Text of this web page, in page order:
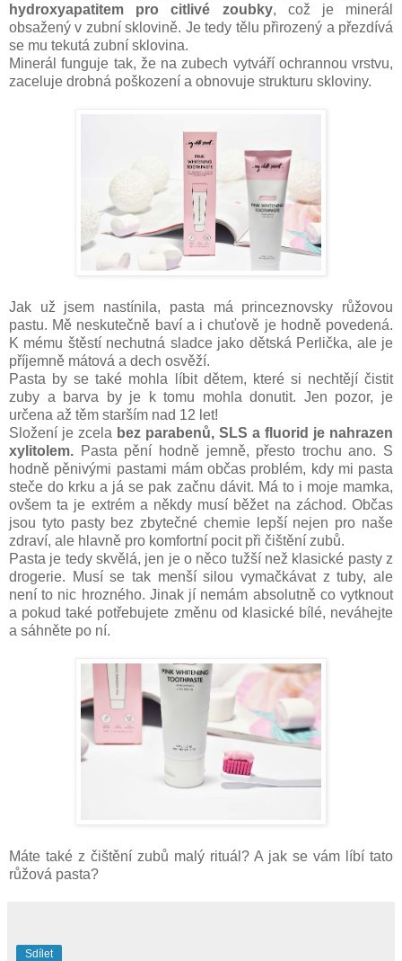
hydroxyapatitem pro citlivé zoubky, což je minerál
obsažený v zubní sklovině. Je tedy tělu přirozený a přezdívá
se mu tekutá zubní sklovina.
Minerál funguje tak, že na zubech vytváří ochrannou vrstvu,
zaceluje drobná poškození a obnovuje strukturu skloviny.
Jak už jsem nastínila, pasta má princeznovsky růžovou
pastu. Mě neskutečně baví a i chuťově je hodně povedená.
K mému štěstí nechutná sladce jako dětská Perlička, ale je
příjemně mátová a dech osvěží.
Pasta by se také mohla líbit dětem, které si nechtějí čistit
zuby a barva by je k tomu mohla donutit. Jen pozor, je
určena až těm starším nad 12 let!
Složení je zcela bez parabenů, SLS a fluorid je nahrazen
xylitolem. Pasta pění hodně jemně, přesto trochu ano. S
hodně pěnivými pastami mám občas problém, kdy mi pasta
steče do krku a já se pak začnu dávit. Má to i moje mamka,
ovšem ta je extrém a někdy musí běžet na záchod. Občas
jsou tyto pasty bez zbytečné chemie lepší nejen pro naše
zdraví, ale hlavně pro komfortní pocit při čištění zubů.
Pasta je tedy skvělá, jen je o něco tužší než klasické pasty z
drogerie. Musí se tak menší silou vymačkávat z tuby, ale
není to nic hrozného. Jinak jí nemám absolutně co vytknout
a pokud také potřebujete změnu od klasické bílé, neváhejte
a sáhněte po ní.
Máte také z čištění zubů malý rituál? A jak se vám líbí tato
růžová pasta?
Sdílet